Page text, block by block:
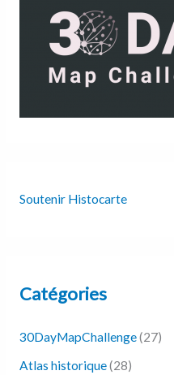
Soutenir Histocarte
Catégories
30DayMapChallenge(27)
Atlas historique(28)